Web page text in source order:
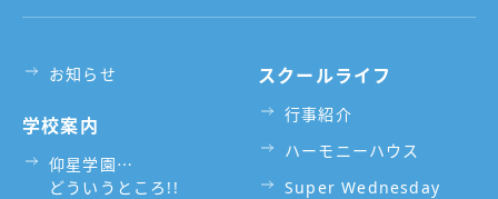
お知らせ
学校案内
仰星学園⋯
どういうところ!!
スクールライフ
行事紹介
ハーモニーハウス
Super Wednesday